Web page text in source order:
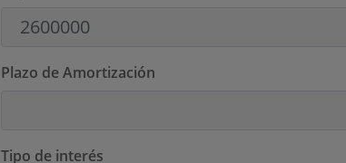
Plazo de Amortización
Tipo de interés